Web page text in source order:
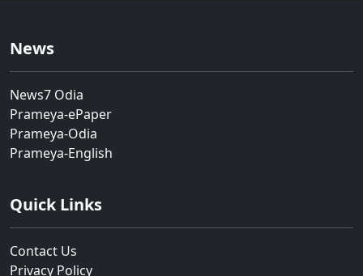
News
News7 Odia
Prameya-ePaper
Prameya-Odia
Prameya-English
Quick Links
Contact Us
Privacy Policy